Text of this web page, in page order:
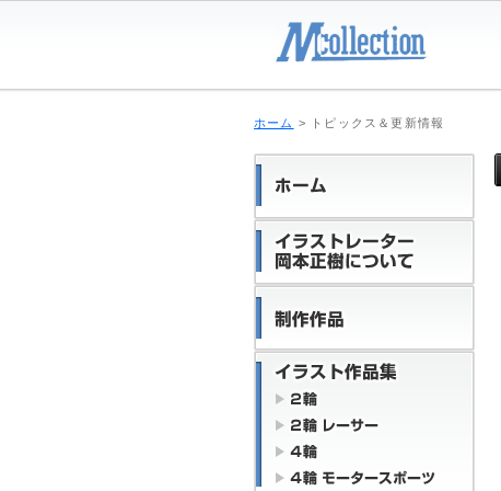
ホーム > トピックス＆更新情報